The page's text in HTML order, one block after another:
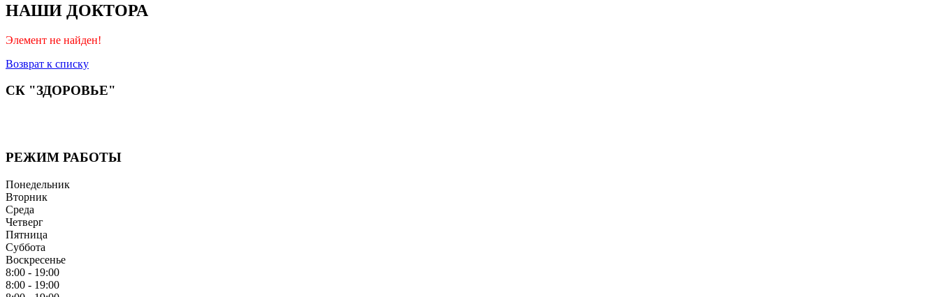
НАШИ ДОКТОРА
Элемент не найден!
Возврат к списку
СК "ЗДОРОВЬЕ"
РЕЖИМ РАБОТЫ
Понедельник
Вторник
Среда
Четверг
Пятница
Суббота
Воскресенье
8:00 - 19:00
8:00 - 19:00